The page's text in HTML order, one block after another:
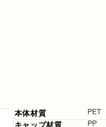
本体材質
PET
PP